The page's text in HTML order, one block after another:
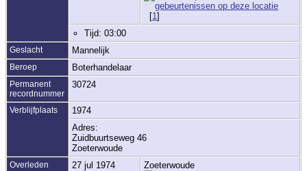
[1 ]
Tijd: 03:00
Geslacht Mannelijk
Beroep Boterhandelaar
Permanent
recordnummer
30724
Verblijfplaats
1974
Adres:
Zuidbuurtseweg 46
Zoeterwoude
Overleden 27 jul 1974 Zoeterwoude